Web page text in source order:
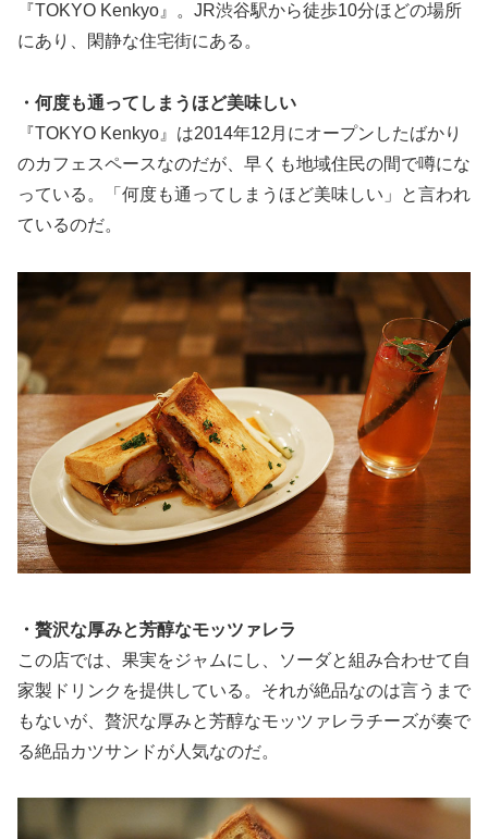
『TOKYO Kenkyo』。JR渋谷駅から徒歩10分ほどの場所
にあり、閑静な住宅街にある。
・何度も通ってしまうほど美味しい
『TOKYO Kenkyo』は2014年12月にオープンしたばかり
のカフェスペースなのだが、早くも地域住民の間で噂にな
っている。「何度も通ってしまうほど美味しい」と言われ
ているのだ。
・贅沢な厚みと芳醇なモッツァレラ
この店では、果実をジャムにし、ソーダと組み合わせて自
家製ドリンクを提供している。それが絶品なのは言うまで
もないが、贅沢な厚みと芳醇なモッツァレラチーズが奏で
る絶品カツサンドが人気なのだ。